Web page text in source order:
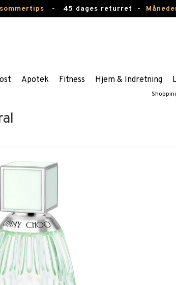
- 45 dages returret -
Apotek Fitness Hjem & Indretning